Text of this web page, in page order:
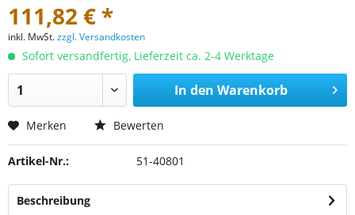
111,82 € *
inkl. MwSt.zzgl. Versandkosten
Sofort versandfertig, Lieferzeit ca. 2-4 Werktage
In den Warenkorb
Merken Bewerten
Artikel-Nr.: 51-40801
Beschreibung